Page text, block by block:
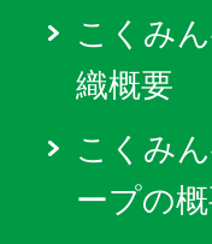
こくみ
織概要
こくみ
ープの